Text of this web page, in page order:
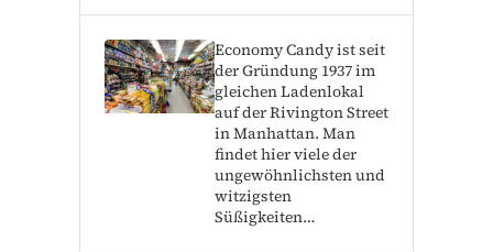
Economy Candy ist seit
der Gründung 1937 im
gleichen Ladenlokal
auf der Rivington Street
in Manhattan. Man
findet hier viele der
ungewöhnlichsten und
witzigsten
Süßigkeiten…